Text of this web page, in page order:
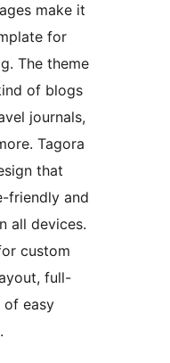
make it
for
The theme
of blogs
journals,
Tagora
that
friendly and
all devices.
custom
full-
of easy